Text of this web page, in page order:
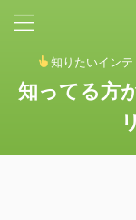
知りたいイン
知ってる方